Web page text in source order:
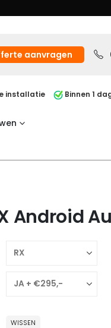
aanvragen
installatie Binnen 1
Android
WISSEN